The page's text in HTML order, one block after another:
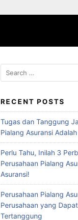
Search
for:
RECENT POSTS
Tugas dan Tanggung
Pialang Asuransi
Perlu Tahu, Inilah 3
Perusahaan Pialang
Asuransi!
Perusahaan Pialang
Perusahaan yang
Tertanggung